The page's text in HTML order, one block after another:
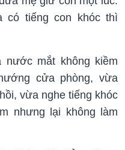
có tiếng con khóc thì
nước mắt không kiềm
cửa phòng, vừa
vừa nghe tiếng khóc
nhưng lại không làm